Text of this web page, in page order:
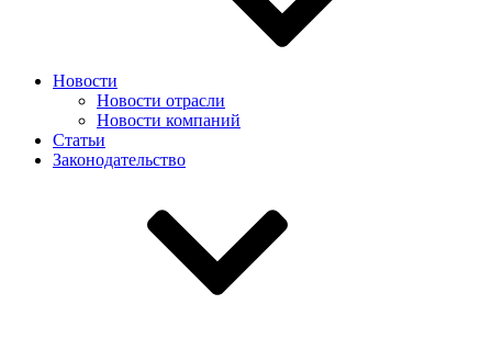
Новости
Новости отрасли
Новости компаний
Статьи
Законодательство